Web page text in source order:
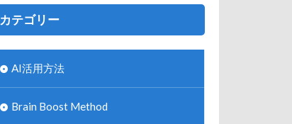
カテゴリー
AI活用方法
Brain Boost Method